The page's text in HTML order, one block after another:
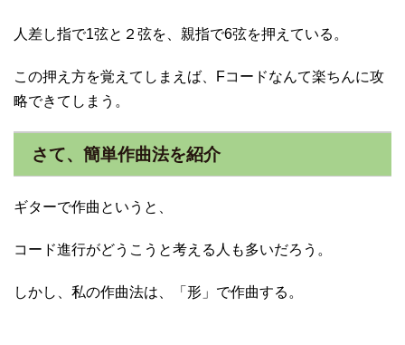
人差し指で1弦と２弦を、親指で6弦を押えている。
この押え方を覚えてしまえば、Fコードなんて楽ちんに攻
略できてしまう。
さて、簡単作曲法を紹介
ギターで作曲というと、
コード進行がどうこうと考える人も多いだろう。
しかし、私の作曲法は、「形」で作曲する。